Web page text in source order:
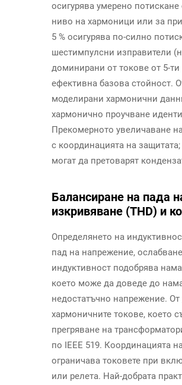
осигурява умерено
ниво на хармоници или за
5 % осигурява по-силно
шестимпулсни изправители
доминирани от токове от 5-
ефективна базова стойност.
моделирани хармонични
хармонично проучване
Прекомерното увеличаване
с координацията на
могат да претоварят
Балансиране на пада
изкривяване (THD) и
Определянето на
пад на напрежение,
индуктивност подобрява
което може да доведе до
недостатъчно напрежение. От
хармоничните токове, което
прегряване на
по IEEE 519. Координацията
ограничава токовете при
или релета. Най-добрата